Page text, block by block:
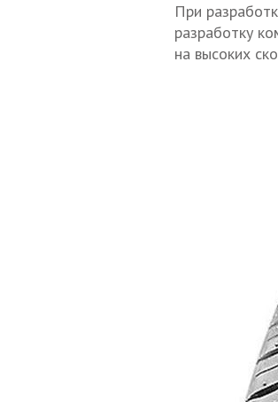
При
разработку
на высоких